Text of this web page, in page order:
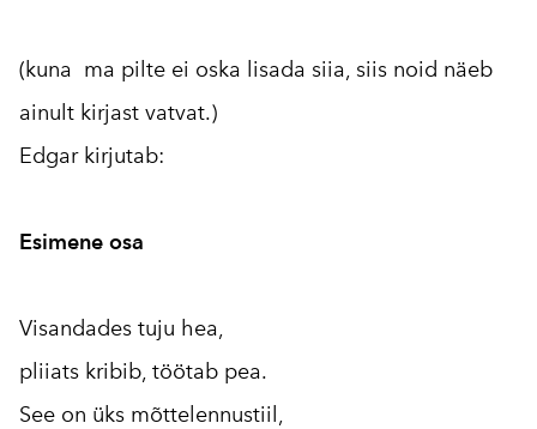
(kuna ma pilte ei oska lisada siia, siis noid näeb
ainult kirjast vatvat.)
Edgar kirjutab:
Esimene osa
Visandades tuju hea,
pliiats kribib, töötab pea.
See on üks mõttelennustiil,